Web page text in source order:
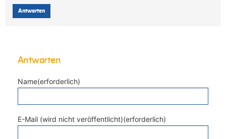
Antworten
Antworten
Name(erforderlich)
E-Mail (wird nicht veröffentlicht)(erforderlich)